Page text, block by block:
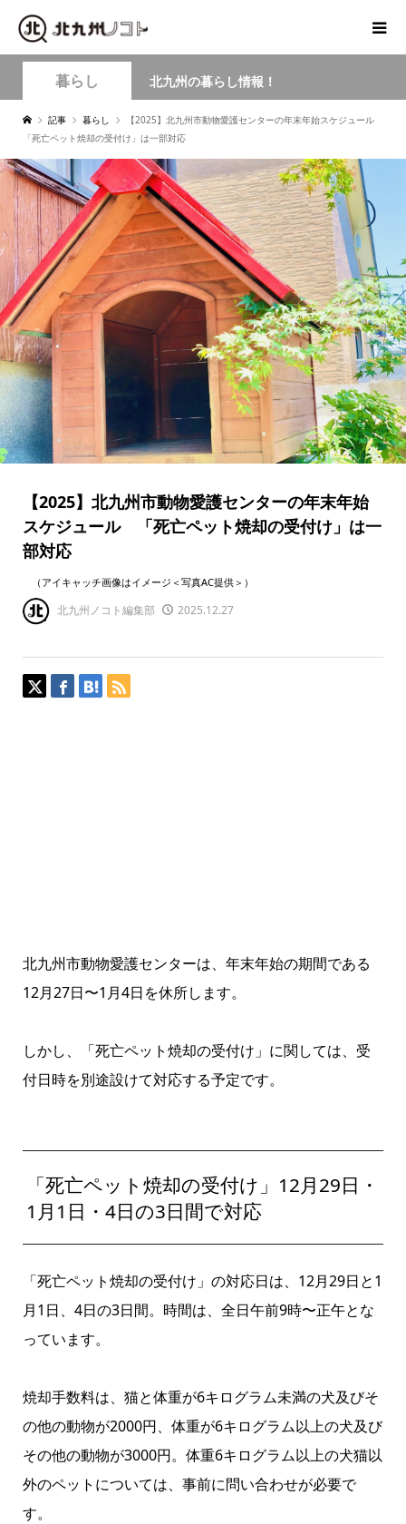
暮らし 北九州の暮らし情報！
記事 暮らし
【2025】北九州市動物愛護センターの年末年始スケジュール
「死亡ペット焼却の受付け」は一部対応
【2025】北九州市動物愛護センターの年末年始
スケジュール 「死亡ペット焼却の受付け」は一
部対応
（アイキャッチ画像はイメージ＜写真AC提供＞）
北九州ノコト編集部 2025.12.27
北九州市動物愛護センターは、年末年始の期間である
12月27日〜1月4日を休所します。
しかし、「死亡ペット焼却の受付け」に関しては、受
付日時を別途設けて対応する予定です。
「死亡ペット焼却の受付け」12月29日・
1月1日・4日の3日間で対応
「死亡ペット焼却の受付け」の対応日は、12月29日と1
月1日、4日の3日間。時間は、全日午前9時〜正午とな
っています。
焼却手数料は、猫と体重が6キログラム未満の犬及びそ
の他の動物が2000円、体重が6キログラム以上の犬及び
その他の動物が3000円。体重6キログラム以上の犬猫以
外のペットについては、事前に問い合わせが必要で
す。